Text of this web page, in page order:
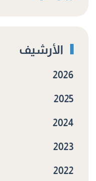
الأرشيف
2026
2025
2024
2023
2022